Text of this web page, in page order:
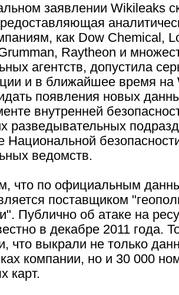
заявлении Wikileaks
как Dow Chemical,
Raytheon и
агентств, допустила
и в ближайшее время на
появления новых
внутренней
разведывательных
Национальной
ведомств.
что по официальным
поставщиком
Публично об атаке на
в декабре 2011 года.
что выкрали не только
компании, но и 30 000
карт.